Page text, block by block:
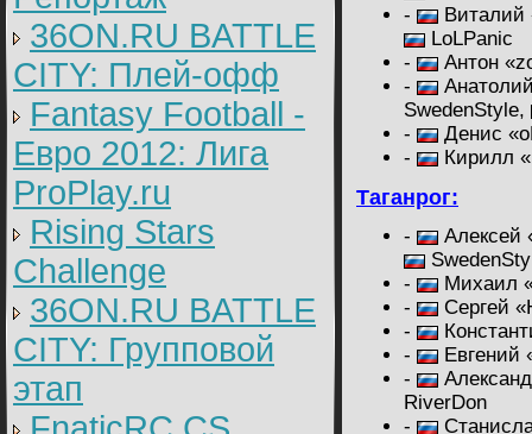
36ON.RU BATTLE
CITY: Плей-офф
Fantasy Football -
Евро 2012: Лига
ProPlay.ru
Rising Stars
Challenge
36ON.RU BATTLE
CITY: Групповой
этап
-
Виталий
LoLPanic
-
Антон
-
SwedenStyle,
-
Денис
-
Кирилл
Таганрог:
-
Алексей
-
Михаил
-
Cергей
-
-
Евгений
-
RiverDon
-